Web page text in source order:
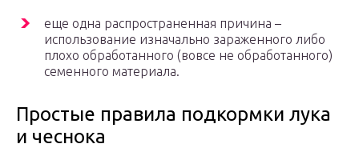
еще одна распространенная причина –
использование изначально зараженного либо
плохо обработанного (вовсе не обработанного)
семенного материала.
Простые правила подкормки лука
и чеснока